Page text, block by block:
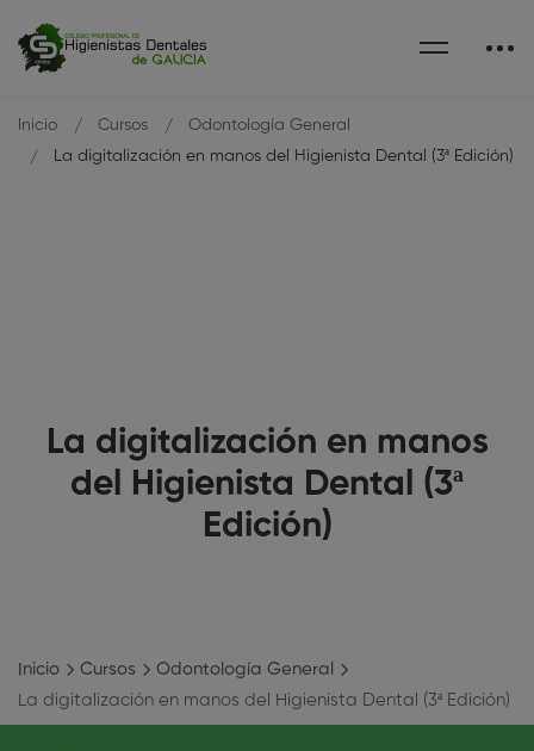
La digitalización en manos
del Higienista Dental (3ª
Edición)
Inicio Cursos
Odontología General
La digitalización en manos del Higienista Dental (3ª Edición)
Inicio Cursos
Odontología General
La digitalización en manos del Higienista Dental (3ª Edición)